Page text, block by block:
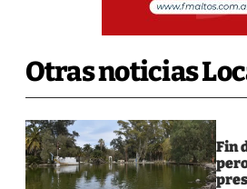
Otras noticias
Fin